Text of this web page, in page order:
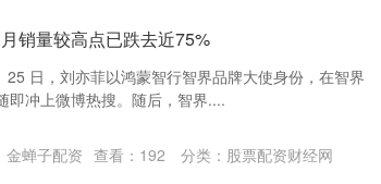
销量较高点已跌去近75%
日，刘亦菲以鸿蒙智行智界品牌大使身份，在智界
即冲上微博热搜。随后，智界....
金蝉子配资 查看： 192 分类： 股票配资财经网